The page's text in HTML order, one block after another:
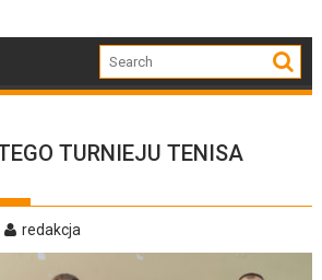
TURNIEJU TENISA
redakcja